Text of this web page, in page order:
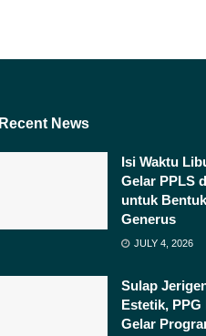
Recent News
Isi Waktu
Gelar PPLS
untuk
Generus
JULY 4, 2026
Sulap
Estetik, PPG
Gelar